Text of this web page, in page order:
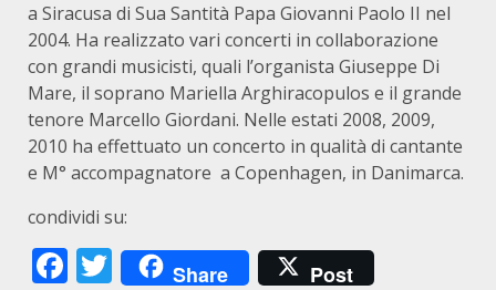
a Siracusa di Sua Santità Papa Giovanni Paolo II nel
2004. Ha realizzato vari concerti in collaborazione
con grandi musicisti, quali l’organista Giuseppe Di
Mare, il soprano Mariella Arghiracopulos e il grande
tenore Marcello Giordani. Nelle estati 2008, 2009,
2010 ha effettuato un concerto in qualità di cantante
e M° accompagnatore a Copenhagen, in Danimarca.
condividi su:
Facebook
Twitter
Share Post